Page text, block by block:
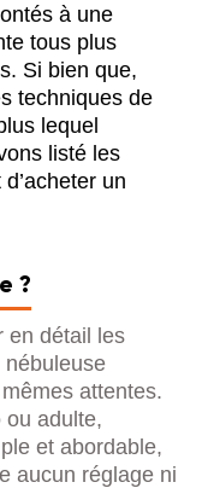
à une
tous plus
Si bien que,
techniques de
lequel
listé les
un
?
en détail les
nébuleuse
attentes.
ou adulte,
et abordable,
aucun réglage ni